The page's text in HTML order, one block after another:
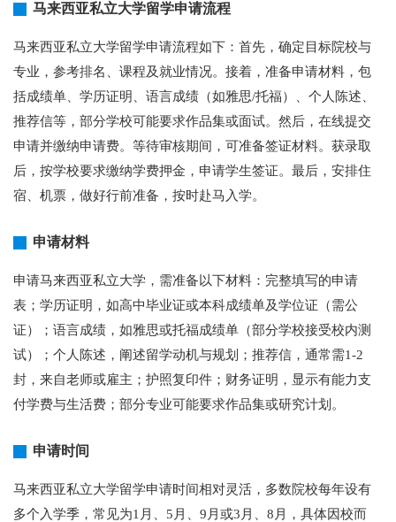
马来西亚私立大学留学申请流程
马来西亚私立大学留学申请流程如下：首先，确定目标院校与
专业，参考排名、课程及就业情况。接着，准备申请材料，包
括成绩单、学历证明、语言成绩（如雅思/托福）、个人陈述、
推荐信等，部分学校可能要求作品集或面试。然后，在线提交
申请并缴纳申请费。等待审核期间，可准备签证材料。获录取
后，按学校要求缴纳学费押金，申请学生签证。最后，安排住
宿、机票，做好行前准备，按时赴马入学。
申请材料
申请马来西亚私立大学，需准备以下材料：完整填写的申请
表；学历证明，如高中毕业证或本科成绩单及学位证（需公
证）；语言成绩，如雅思或托福成绩单（部分学校接受校内测
试）；个人陈述，阐述留学动机与规划；推荐信，通常需1-2
封，来自老师或雇主；护照复印件；财务证明，显示有能力支
付学费与生活费；部分专业可能要求作品集或研究计划。
申请时间
马来西亚私立大学留学申请时间相对灵活，多数院校每年设有
多个入学季，常见为1月、5月、9月或3月、8月，具体因校而